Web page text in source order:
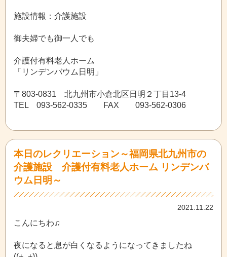
施設情報：介護施設
御夫婦でも御一人でも
介護付有料老人ホーム
「リンデンバウム日明」
〒803-0831 北九州市小倉北区日明２丁目13-4
TEL 093-562-0335 FAX 093-562-0306
本日のレクリエーション～福岡県北九州市の
介護施設 介護付有料老人ホーム リンデンバ
ウム日明～
2021.11.22
こんにちわ♫
夜になると息が白くなるようになってきましたね